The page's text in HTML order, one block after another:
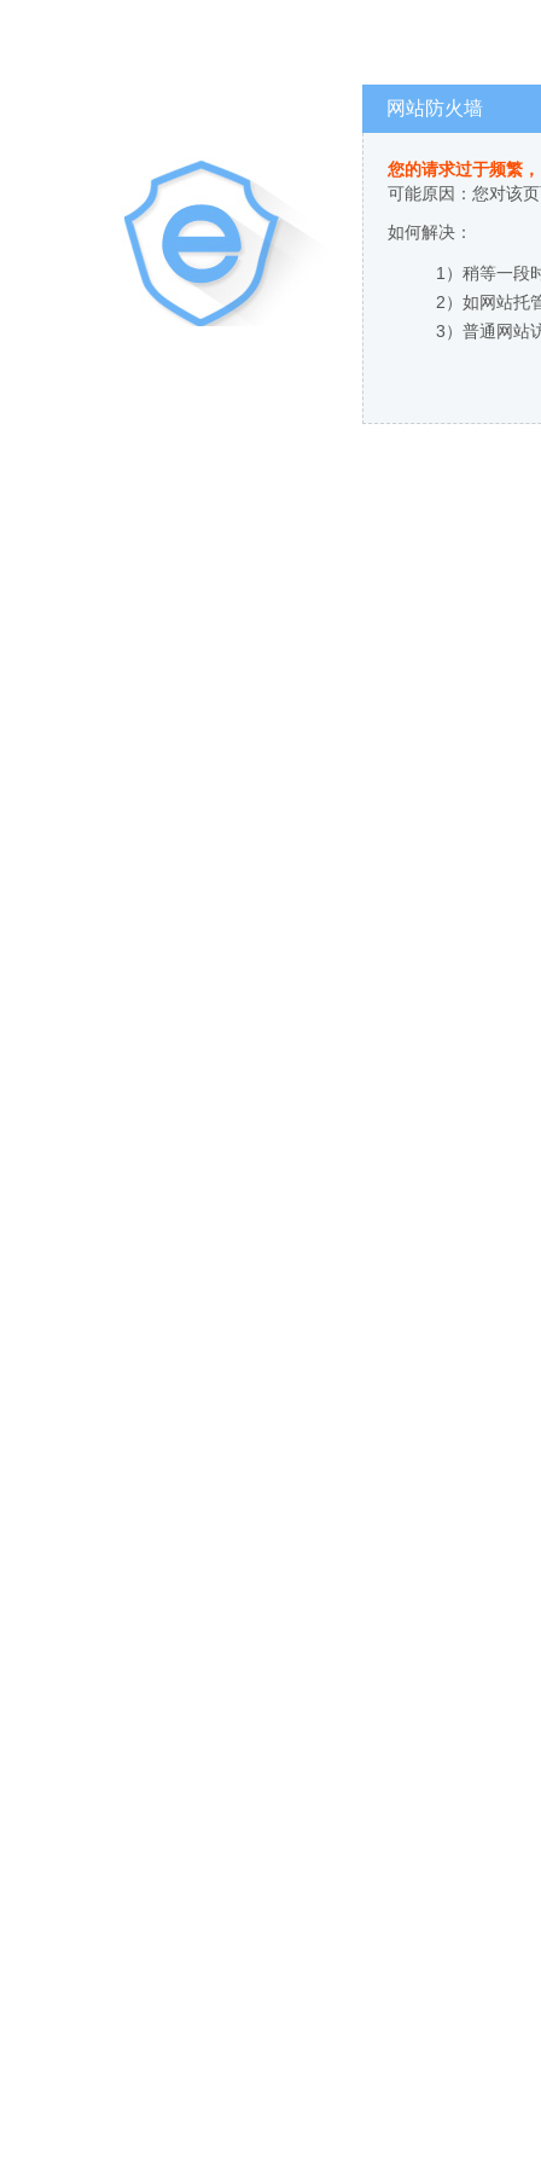
网站防火墙
您的请求过于频繁
可能原因：您对该
如何解决：
1）稍等一段
2）如网站托
3）普通网站